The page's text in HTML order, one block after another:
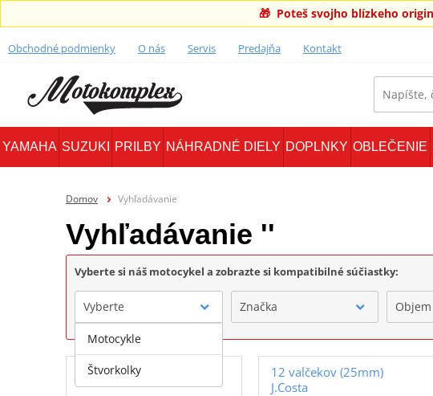
🎁 Poteš svojho blízkeho
Obchodné podmienky O nás Servis Predajňa Kontakt
YAMAHA SUZUKI PRILBY NÁHRADNÉ DIELY DOPLNKY OBLEČENIE
Domov Vyhľadávanie
Vyhľadávanie ''
Vyberte si náš motocykel a zobrazte si kompatibilné súčiastky:
Vyberte Značka
-2024
12 valčekov (25mm)
J.Costa
Motocykle
Štvorkolky